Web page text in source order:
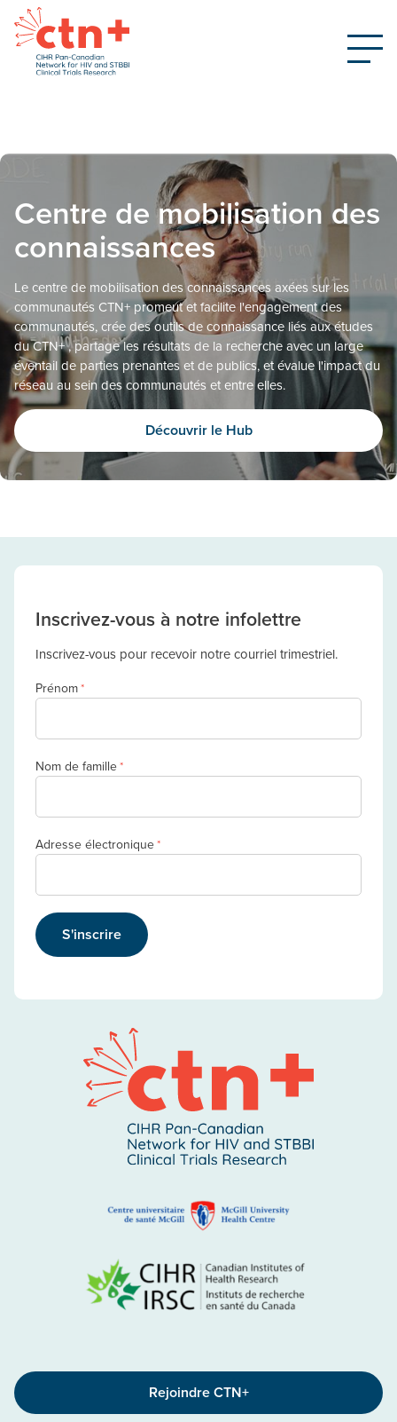
Centre de mobilisation des
connaissances
Le centre de mobilisation des connaissances axées sur les
communautés CTN+ promeut et facilite l'engagement des
communautés, crée des outils de connaissance liés aux études
du CTN+ , partage les résultats de la recherche avec un large
éventail de parties prenantes et de publics, et évalue l'impact du
réseau au sein des communautés et entre elles.
Découvrir le Hub
Inscrivez-vous à notre infolettre
Inscrivez-vous pour recevoir notre courriel trimestriel.
Prénom*
Nom de famille*
Adresse électronique*
S'inscrire
Rejoindre CTN+